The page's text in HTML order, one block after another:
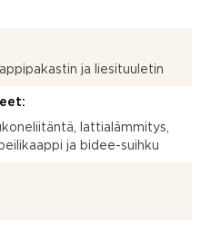
ja liesituuletin
lattialämmitys,
ja bidee-suihku